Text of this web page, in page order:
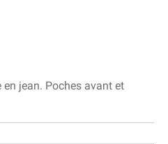
jean. Poches avant et